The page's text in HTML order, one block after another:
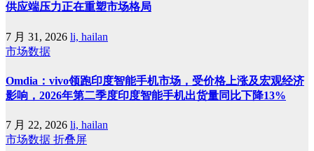
供应端压力正在重塑市场格局
7 月 31, 2026 li, hailan
市场数据
Omdia：vivo领跑印度智能手机市场，受价格上涨及宏观经济
影响，2026年第二季度印度智能手机出货量同比下降13%
7 月 22, 2026 li, hailan
市场数据 折叠屏